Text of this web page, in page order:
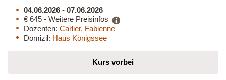
04.06.2026 - 07.06.2026
€ 645 - Weitere Preisinfos
Dozenten: Carlier, Fabienne
Domizil: Haus Königssee
Kurs vorbei